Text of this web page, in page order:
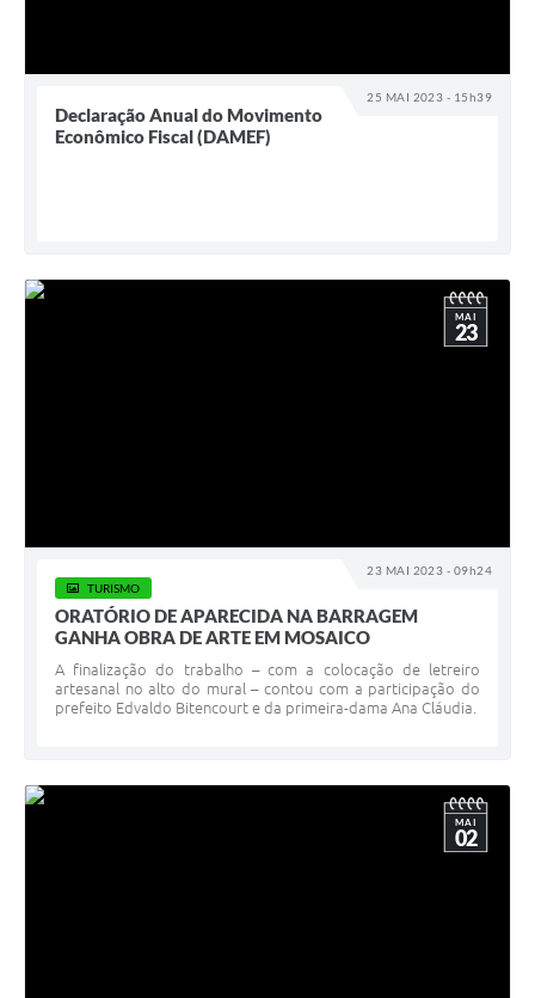
25 MAI 2023 - 15h39
Declaração Anual do Movimento
Econômico Fiscal (DAMEF)
23 MAI 2023 - 09h24
MAI
23
TURISMO
ORATÓRIO DE APARECIDA NA BARRAGEM
GANHA OBRA DE ARTE EM MOSAICO
A finalização do trabalho – com a colocação de letreiro
artesanal no alto do mural – contou com a participação do
prefeito Edvaldo Bitencourt e da primeira-dama Ana Cláudia.
MAI
02